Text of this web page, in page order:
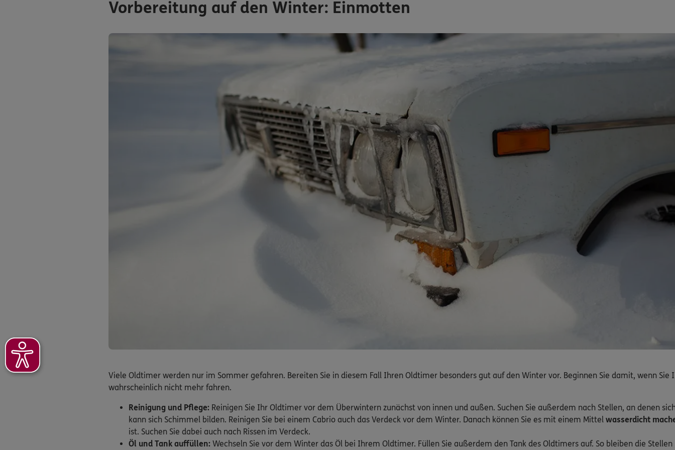
Vorbereitung auf den Winter: Einmotten
Viele Oldtimer werden nur im Sommer gefahren. Bereiten Sie in diesem Fall Ihren Oldtimer besonders gut auf den Winter vor. Beginnen Sie damit, wenn
wahrscheinlich nicht mehr fahren.
Reinigung und Pflege: Reinigen Sie Ihr Oldtimer vor dem Überwintern zunächst von innen und außen. Suchen Sie außerdem nach Stellen, an denen
kann sich Schimmel bilden. Reinigen Sie bei einem Cabrio auch das Verdeck vor dem Winter. Danach können Sie es mit einem Mittel wasserdicht
ist. Suchen Sie dabei auch nach Rissen im Verdeck.
Öl und Tank auffüllen: Wechseln Sie vor dem Winter das Öl bei Ihrem Oldtimer. Füllen Sie außerdem den Tank des Oldtimers auf. So bleiben die